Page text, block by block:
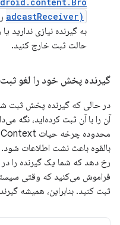
adcastReceiver)
به گیرنده نیازی ندارید
حالت ثبت خارج کنید.
گیرنده پخش خود را لغو
آن را با آن ثبت کرده‌اید، نگه
بالقوه باعث نشت اطلاعات شود.
ثبت کنید. بنابراین، همیشه